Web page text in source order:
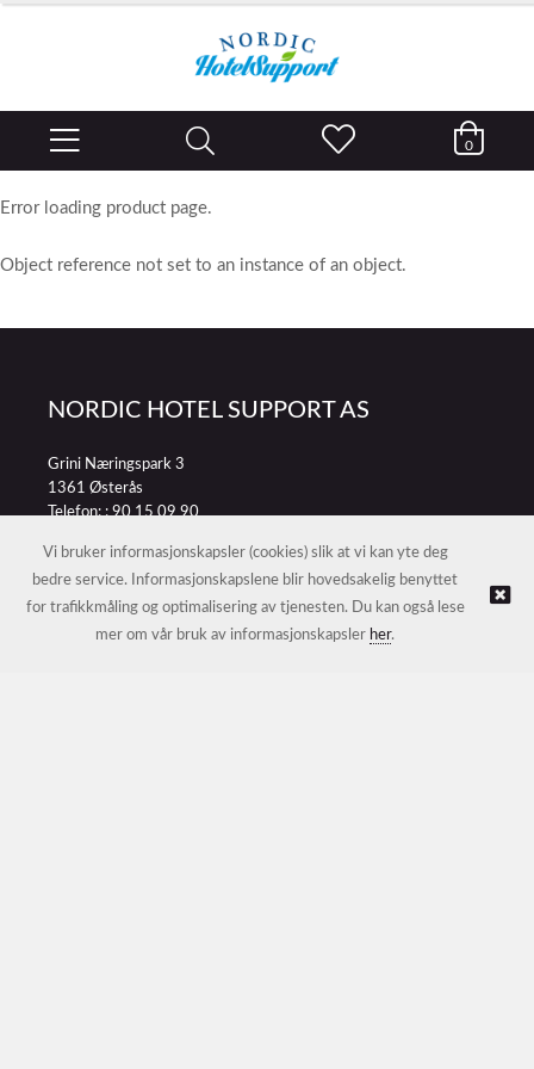
0
Error loading product page.
Object reference not set to an instance of an object.
NORDIC HOTEL SUPPORT AS
Grini Næringspark 3
1361 Østerås
Telefon: :90 15 09 90
© NORDIC HOTEL SUPPORT AS |Nettbutikk levert av Kréatif
Vi bruker informasjonskapsler (cookies) slik at vi kan yte deg
bedre service. Informasjonskapslene blir hovedsakelig benyttet
for trafikkmåling og optimalisering av tjenesten. Du kan også lese
mer om vår bruk av informasjonskapsler her.